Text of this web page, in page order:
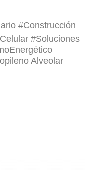
#Construcción
#Soluciones
Alveolar